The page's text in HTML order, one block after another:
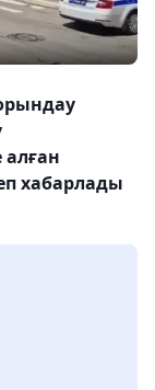
алған
хабарлады